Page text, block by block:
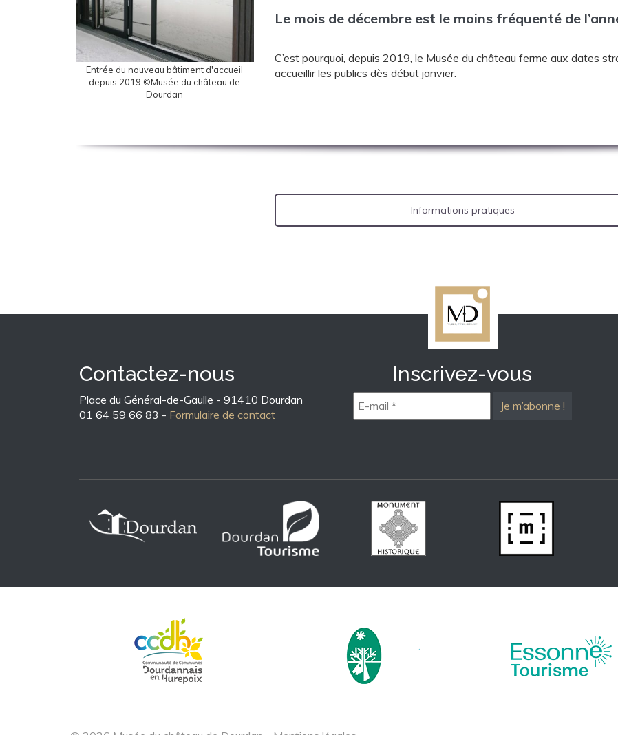
Entrée du nouveau bâtiment d'accueil
depuis 2019 ©Musée du château de
Dourdan
Le mois de décembre est le moins fréquenté de
C’est pourquoi, depuis 2019, le Musée du château ferme aux dates
accueillir les publics dès début janvier.
Informations pratiques
Contactez-nous
Place du Général-de-Gaulle - 91410 Dourdan
01 64 59 66 83 - Formulaire de contact
Inscrivez-vous